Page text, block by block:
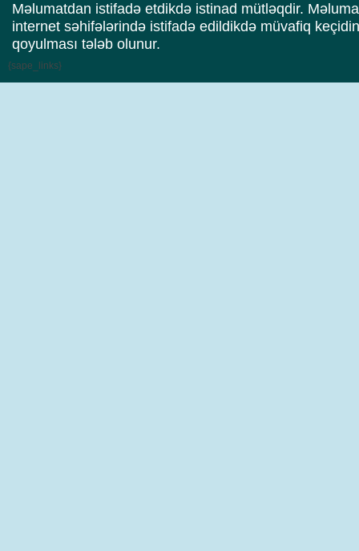
Məlumatdan istifadə etdikdə istinad mütləqdir.
internet səhifələrində istifadə edildikdə müvafiq keçidin
qoyulması tələb olunur.
{sape_links}